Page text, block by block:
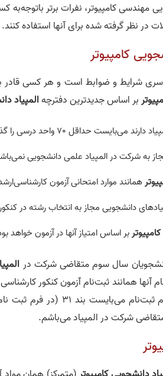
مهندسی کامپیوتر، نفرات برتر
نظر گرفته شده برای آنها استفاده‌ کنند.
کامپیوتر
شرایط و ضوابط است و هر کسی قادر
بر اساس جدیدترین دفترچهالمپیاد
حداقل 70 واحد درسی را گذرانده باشند.
به شرکت در المپیاد علمی دانشجویی
همانند موارد امتحانی آزمون
دانشجویی مجاز به انتخاب رشته در
بر اساس امتیاز آنها در آزمون خواهد
سال سوم متقاضی شرکت در
آنها همانند ثبت‌نام آزمون کنکور
بنابراین این دسته از
شرکت در المپیاد می‌باشم.